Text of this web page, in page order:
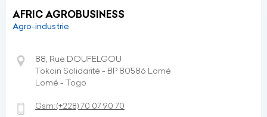
AFRIC AGROBUSINESS
Agro-industrie
88, Rue DOUFELGOU
Tokoin Solidarité - BP 80586 Lomé
Lomé - Togo
Gsm:(+228)70 07 90 70